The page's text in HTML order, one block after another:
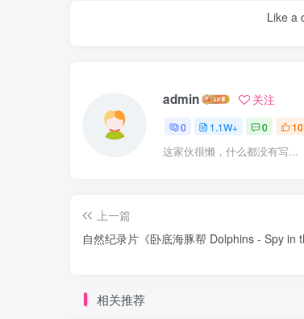
Like a
admin 关注
0 1.1W+ 0
这家伙很懒，什么都没有写...
上一篇
自然纪录片《卧底海豚帮 Dolphins - Spy in
相关推荐